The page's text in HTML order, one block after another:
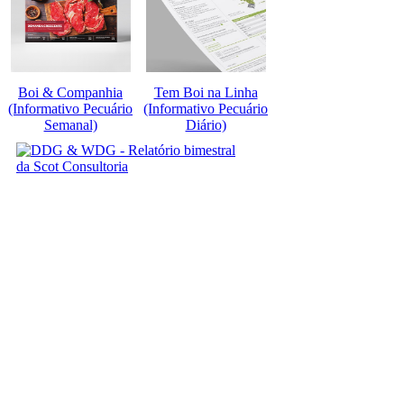
Boi & Companhia
(Informativo Pecuário
Semanal)
Tem Boi na Linha
(Informativo Pecuário
Diário)